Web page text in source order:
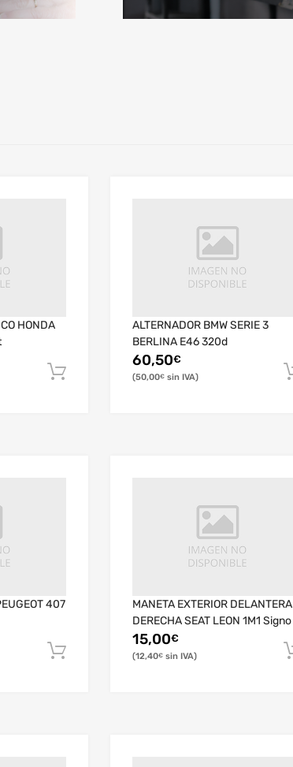
HONDA
ALTERNADOR BMW SERIE 3
BERLINA E46 320d
60,50€
50,00€
407
MANETA EXTERIOR DELANTERA
DERECHA SEAT LEON 1M1 Signo
15,00€
12,40€